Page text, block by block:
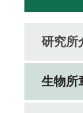
研究所
生物所